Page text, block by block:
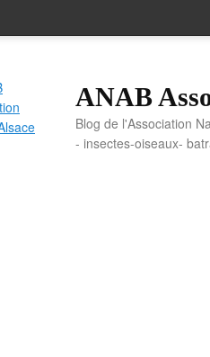
ANAB
Blog de l'Association
- insectes-oiseaux-